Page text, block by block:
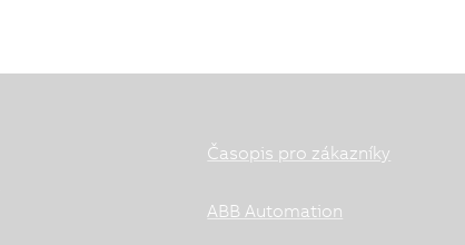
Časopis pro zákazníky
ABB Automation